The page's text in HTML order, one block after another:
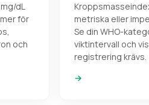
dL
för
och
metriska eller
Se din WHO-
viktintervall och
registrering krävs.
→